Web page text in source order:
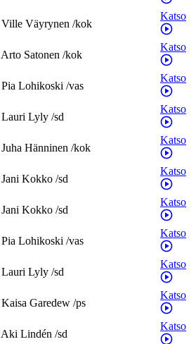
Ville Väyrynen /kok
Katso
Arto Satonen /kok
Katso
Pia Lohikoski /vas
Katso
Lauri Lyly /sd
Katso
Juha Hänninen /kok
Katso
Jani Kokko /sd
Katso
Jani Kokko /sd
Katso
Pia Lohikoski /vas
Katso
Lauri Lyly /sd
Katso
Kaisa Garedew /ps
Katso
Aki Lindén /sd
Katso